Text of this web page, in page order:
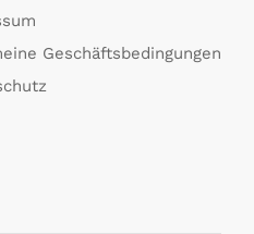
Geschäftsbedingungen